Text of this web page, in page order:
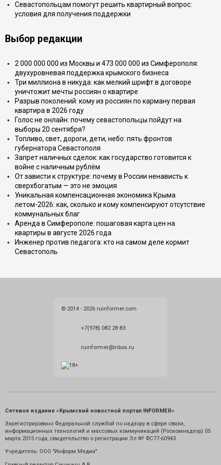
Севастопольцам помогут решить квартирный вопрос:
условия для получения поддержки
Выбор редакции
2 000 000 000 из Москвы и 473 000 000 из Симферополя:
двухуровневая поддержка крымского бизнеса
Три миллиона в никуда: как мелкий шрифт в договоре
уничтожит мечты россиян о квартире
Разрыв поколений: кому из россиян по карману первая
квартира в 2026 году
Голос не онлайн: почему севастопольцы пойдут на
выборы 20 сентября?
Топливо, свет, дороги, дети, небо: пять фронтов
губернатора Севастополя
Запрет наличных сделок: как государство готовится к
войне с наличным рублём
От зависти к структуре: почему в России ненависть к
сверхбогатым — это не эмоция
Уникальная компенсационная экономика Крыма
летом-2026: как, сколько и кому компенсируют отсутствие
коммунальных благ
Аренда в Симферополе: пошаговая карта цен на
квартиры в августе 2026 года
Инженер против педагога: кто на самом деле кормит
Севастополь
© 2014 - 2026 ruinformer.com
+7(978) 082 28 83
ruinformer@inbox.ru
Сетевое издание «Крымский новостной портал INFORMER»
Зарегистрировано Федеральной службой по надзору в сфере связи,
информационных технологий и массовых коммуникаций (Роскомнадзор) 05
марта 2015 года, свидетельство о регистрации Эл № ФС77-60943.
Учредитель: ООО "Информ Медиа"